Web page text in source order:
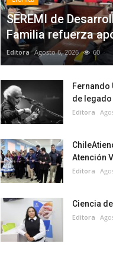
SEREMI de
Familia refuerza
Editora Agosto 6, 2026 60
Fernando
de
Editora
Atención
Editora
Ciencia
Editora